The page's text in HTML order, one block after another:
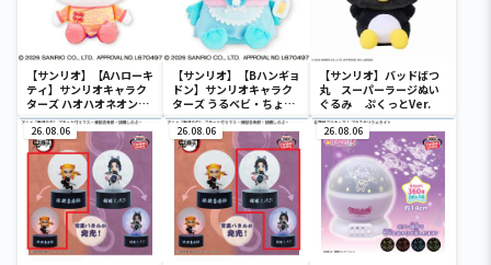
【サンリオ】【Aハローキ
ティ】サンリオキャラク
ターズ ハオハオネオンタ
ウンドールBIGタイプ1
【サンリオ】【Bハンギョ
ドン】サンリオキャラク
ターズ うるベビ・ちょい
デカドール
【サンリオ】バッドばつ
丸 スーパーラージぬい
ぐるみ ぷくっとVer.
26.08.06 26.08.06 26.08.06